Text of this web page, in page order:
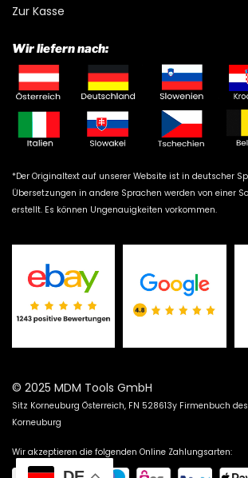
Zur Kasse
Wir liefern nach:
*Der Originaltext auf unserer Website ist in deutscher
Übersetzungen in andere Sprachen werden von einer
erstellt. Es können Ungenauigkeiten vorkommen.
© 2025 MDM Tools GmbH
Sitz Korneuburg Österreich, FN 528613y Firmenbuch
Korneuburg
Wir akzeptieren die folgenden Online Zahlungsarten: